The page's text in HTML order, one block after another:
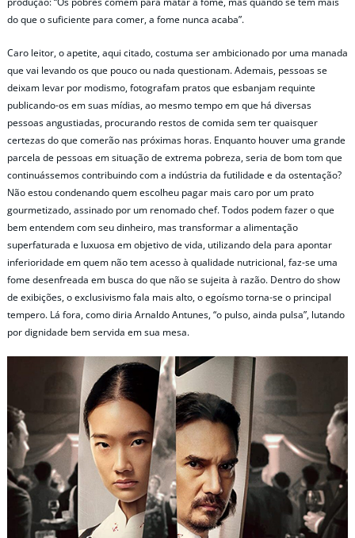
do que o suficiente para comer, a fome nunca acaba”.
Caro leitor, o apetite, aqui citado, costuma ser ambicionado por uma manada
que vai levando os que pouco ou nada questionam. Ademais, pessoas se
deixam levar por modismo, fotografam pratos que esbanjam requinte
publicando-os em suas mídias, ao mesmo tempo em que há diversas
pessoas angustiadas, procurando restos de comida sem ter quaisquer
certezas do que comerão nas próximas horas. Enquanto houver uma grande
parcela de pessoas em situação de extrema pobreza, seria de bom tom que
continuássemos contribuindo com a indústria da futilidade e da ostentação?
Não estou condenando quem escolheu pagar mais caro por um prato
gourmetizado, assinado por um renomado chef. Todos podem fazer o que
bem entendem com seu dinheiro, mas transformar a alimentação
superfaturada e luxuosa em objetivo de vida, utilizando dela para apontar
inferioridade em quem não tem acesso à qualidade nutricional, faz-se uma
fome desenfreada em busca do que não se sujeita à razão. Dentro do show
de exibições, o exclusivismo fala mais alto, o egoísmo torna-se o principal
tempero. Lá fora, como diria Arnaldo Antunes, “o pulso, ainda pulsa”, lutando
por dignidade bem servida em sua mesa.